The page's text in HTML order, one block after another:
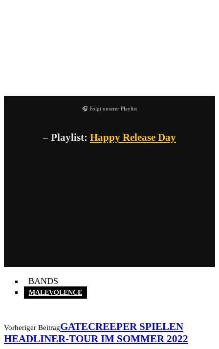
🎧 Folgt unserer Playlist
– Playlist: Happy Release Day
BANDS
MALEVOLENCE
Vorheriger BeitragGATECREEPER SPIELEN
HEADLINER-TOUR IM SOMMER 2022